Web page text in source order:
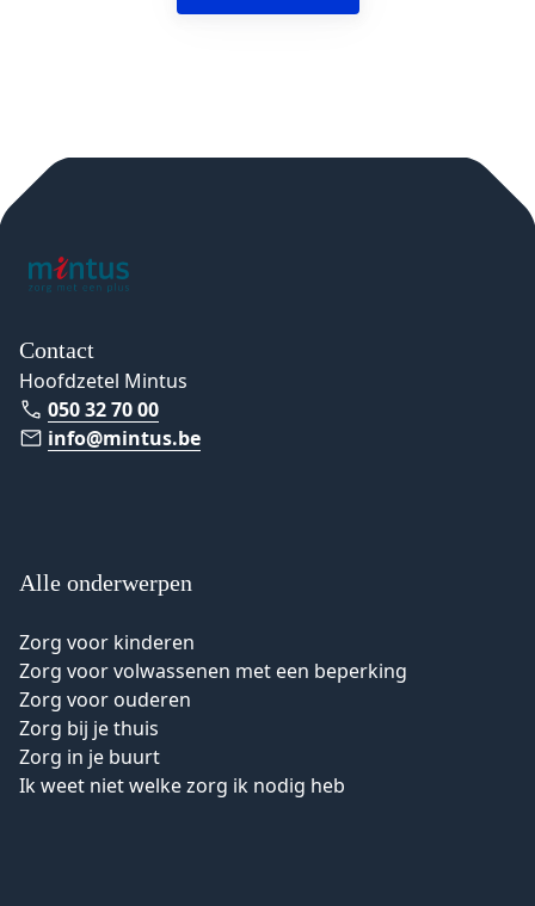
Contact
Hoofdzetel Mintus
050 32 70 00
info@mintus.be
Alle onderwerpen
Zorg voor kinderen
Zorg voor volwassenen met een beperking
Zorg voor ouderen
Zorg bij je thuis
Zorg in je buurt
Ik weet niet welke zorg ik nodig heb